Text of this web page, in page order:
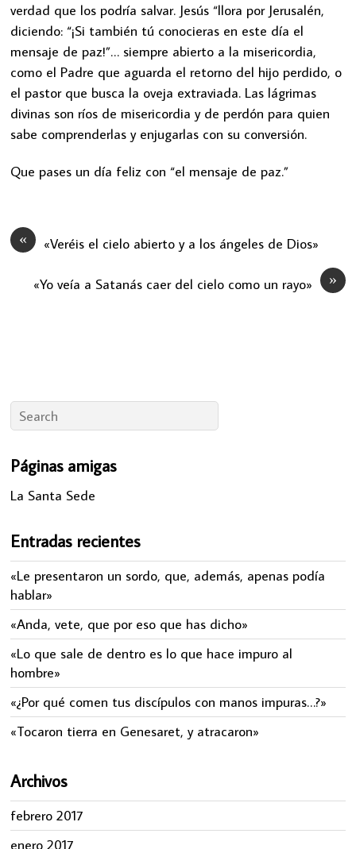
verdad que los podría salvar. Jesús “llora por Jerusalén,
diciendo: “¡Si también tú conocieras en este día el
mensaje de paz!”… siempre abierto a la misericordia,
como el Padre que aguarda el retorno del hijo perdido, o
el pastor que busca la oveja extraviada. Las lágrimas
divinas son ríos de misericordia y de perdón para quien
sabe comprenderlas y enjugarlas con su conversión.
Que pases un día feliz con “el mensaje de paz.”
« «Veréis el cielo abierto y a los ángeles de Dios»
»
«Yo veía a Satanás caer del cielo como un rayo»
Páginas amigas
La Santa Sede
Entradas recientes
«Le presentaron un sordo, que, además, apenas podía
hablar»
«Anda, vete, que por eso que has dicho»
«Lo que sale de dentro es lo que hace impuro al
hombre»
«¿Por qué comen tus discípulos con manos impuras…?»
«Tocaron tierra en Genesaret, y atracaron»
Archivos
febrero 2017
enero 2017